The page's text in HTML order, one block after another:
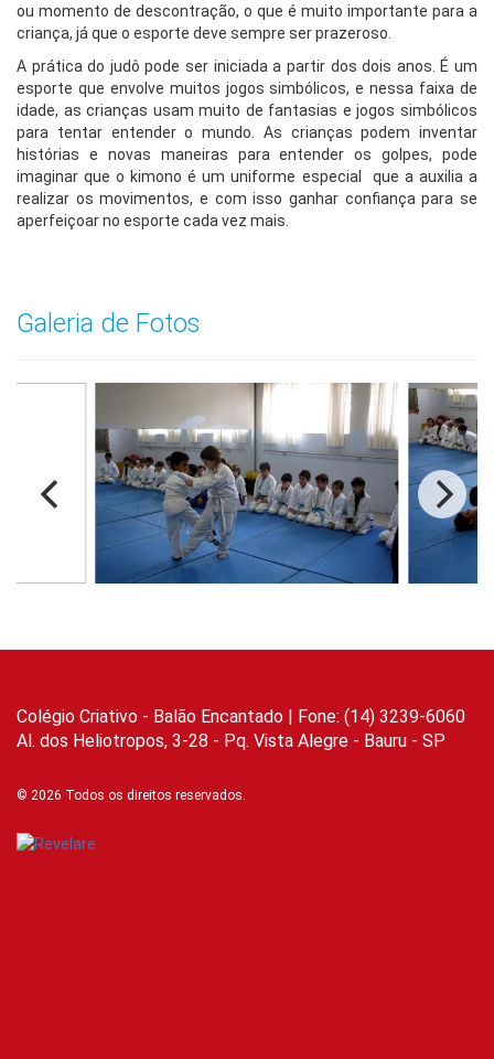
ou momento de descontração, o que é muito importante para a
criança, já que o esporte deve sempre ser prazeroso.
A prática do judô pode ser iniciada a partir dos dois anos. É um
esporte que envolve muitos jogos simbólicos, e nessa faixa de
idade, as crianças usam muito de fantasias e jogos simbólicos
para tentar entender o mundo. As crianças podem inventar
histórias e novas maneiras para entender os golpes, pode
imaginar que o kimono é um uniforme especial que a auxilia a
realizar os movimentos, e com isso ganhar confiança para se
aperfeiçoar no esporte cada vez mais.
Galeria de Fotos
Colégio Criativo - Balão Encantado | Fone: (14) 3239-6060
Al. dos Heliotropos, 3-28 - Pq. Vista Alegre - Bauru - SP
© 2026 Todos os direitos reservados.